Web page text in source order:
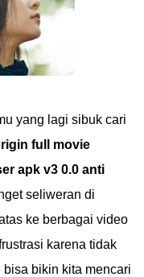
yang lagi sibuk cari
full movie
apk v3 0.0 anti
seliweran di
ke berbagai video
karena tidak
bisa bikin kita mencari